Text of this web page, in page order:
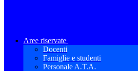
Aree riservate
Docenti
Famiglie e studenti
Personale A.T.A.